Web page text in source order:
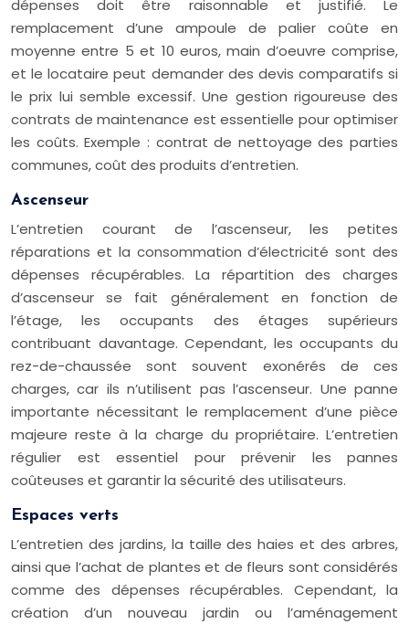
dépenses doit être raisonnable et justifié. Le
remplacement d’une ampoule de palier coûte en
moyenne entre 5 et 10 euros, main d’oeuvre comprise,
et le locataire peut demander des devis comparatifs si
le prix lui semble excessif. Une gestion rigoureuse des
contrats de maintenance est essentielle pour optimiser
les coûts. Exemple : contrat de nettoyage des parties
communes, coût des produits d’entretien.
Ascenseur
L’entretien courant de l’ascenseur, les petites
réparations et la consommation d’électricité sont des
dépenses récupérables. La répartition des charges
d’ascenseur se fait généralement en fonction de
l’étage, les occupants des étages supérieurs
contribuant davantage. Cependant, les occupants du
rez-de-chaussée sont souvent exonérés de ces
charges, car ils n’utilisent pas l’ascenseur. Une panne
importante nécessitant le remplacement d’une pièce
majeure reste à la charge du propriétaire. L’entretien
régulier est essentiel pour prévenir les pannes
coûteuses et garantir la sécurité des utilisateurs.
Espaces verts
L’entretien des jardins, la taille des haies et des arbres,
ainsi que l’achat de plantes et de fleurs sont considérés
comme des dépenses récupérables. Cependant, la
création d’un nouveau jardin ou l’aménagement